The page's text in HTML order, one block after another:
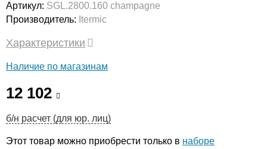
Артикул: SGL.2800.160 champagne
Производитель: Itermic
Характеристики
Наличие по магазинам
12 102
б/н расчет (для юр. лиц)
Этот товар можно приобрести только в наборе